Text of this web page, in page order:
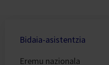
Bidaia-asistentzia
Eremu nazionala